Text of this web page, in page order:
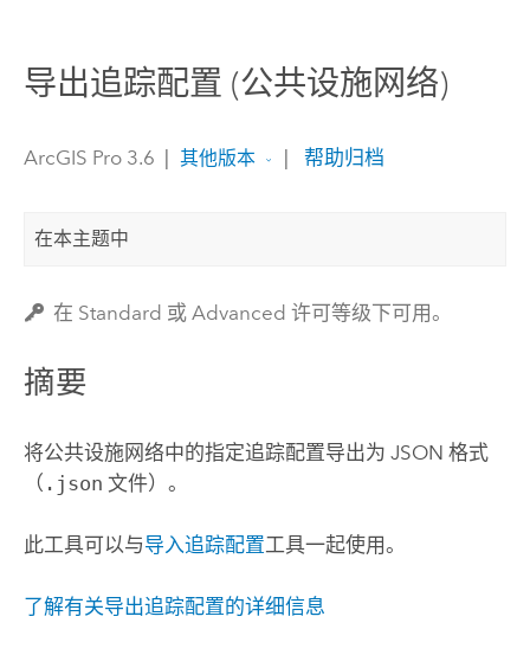
导出追踪配置 (公共设施网络)
ArcGIS Pro 3.6 其他版本 帮助归档
在本主题中
在 Standard 或 Advanced 许可等级下可用。
摘要
将公共设施网络中的指定追踪配置导出为 JSON 格式
（ .json 文件）。
此工具可以与导入追踪配置工具一起使用。
了解有关导出追踪配置的详细信息